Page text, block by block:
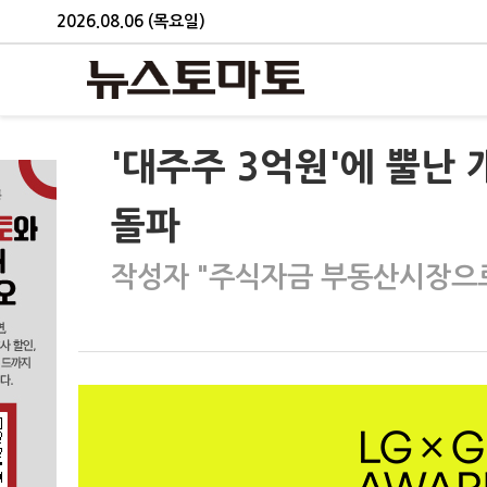
2026.08.06 (목요일)
'대주주 3억원'에 뿔난
돌파
작성자 "주식자금 부동산시장